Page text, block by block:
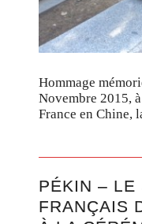
Hommage
Novembre 2015,
France en Chine,
PÉKIN – LE
FRANÇAIS